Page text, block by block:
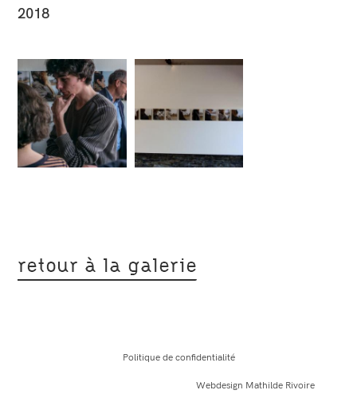
2018
retour à la galerie
Politique de confidentialité
Webdesign Mathilde Rivoire